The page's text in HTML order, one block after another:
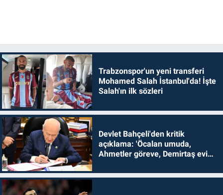
Trabzonspor'un yeni transferi
Mohamed Salah İstanbul'da! İşte
Salah'ın ilk sözleri
Devlet Bahçeli'den kritik
açıklama: 'Öcalan umuda,
Ahmetler göreve, Demirtaş evine